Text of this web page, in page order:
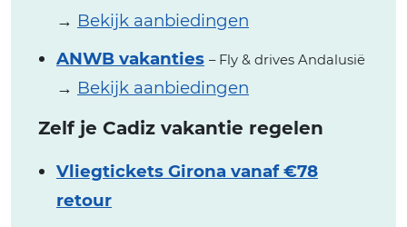
→ Bekijk aanbiedingen
ANWB vakanties – Fly & drives Andalusië
→ Bekijk aanbiedingen
Zelf je Cadiz vakantie regelen
Vliegtickets Girona vanaf €78
retour